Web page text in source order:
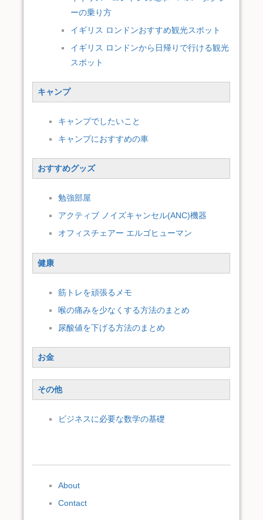
ーの乗り方
イギリス ロンドンおすすめ観光スポット
イギリス ロンドンから日帰りで行ける観光
スポット
キャンプ
キャンプでしたいこと
キャンプにおすすめの車
おすすめグッズ
勉強部屋
アクティブ ノイズキャンセル(ANC)機器
オフィスチェアー エルゴヒューマン
健康
筋トレを頑張るメモ
喉の痛みを少なくする方法のまとめ
尿酸値を下げる方法のまとめ
お金
その他
ビジネスに必要な数学の基礎
About
Contact